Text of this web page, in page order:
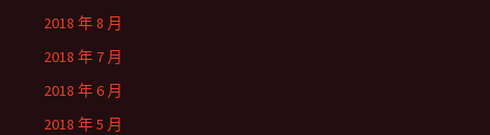
2018 年 8 月
2018 年 7 月
2018 年 6 月
2018 年 5 月